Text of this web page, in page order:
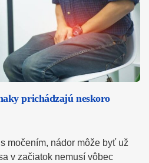
prichádzajú neskoro
močením, nádor môže byť už
v začiatok nemusí vôbec